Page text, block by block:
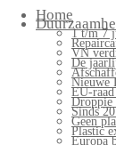
again
Primary
Menu Home
1 t/m 7
VN
De
Nieuwe
EU-
Droppie
Sinds
Geen
Plastic
Europa